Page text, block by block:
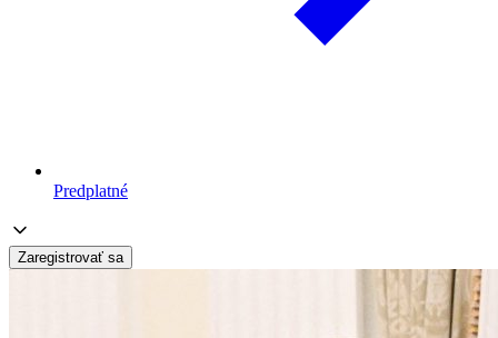
Predplatné
Zaregistrovať sa